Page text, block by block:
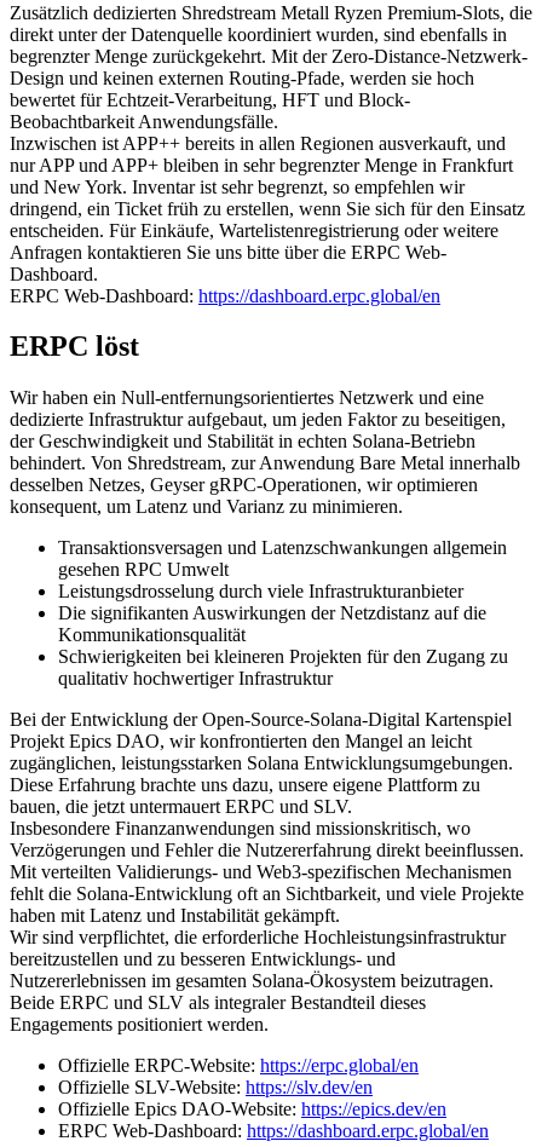
Zusätzlich dedizierten Shredstream Metall Ryzen Premium-Slots, die
direkt unter der Datenquelle koordiniert wurden, sind ebenfalls in
begrenzter Menge zurückgekehrt. Mit der Zero-Distance-Netzwerk-
Design und keinen externen Routing-Pfade, werden sie hoch
bewertet für Echtzeit-Verarbeitung, HFT und Block-
Beobachtbarkeit Anwendungsfälle.
Inzwischen ist APP++ bereits in allen Regionen ausverkauft, und
nur APP und APP+ bleiben in sehr begrenzter Menge in Frankfurt
und New York. Inventar ist sehr begrenzt, so empfehlen wir
dringend, ein Ticket früh zu erstellen, wenn Sie sich für den Einsatz
entscheiden. Für Einkäufe, Wartelistenregistrierung oder weitere
Anfragen kontaktieren Sie uns bitte über die ERPC Web-
Dashboard.
ERPC Web-Dashboard: https://dashboard.erpc.global/en
ERPC löst
Wir haben ein Null-entfernungsorientiertes Netzwerk und eine
dedizierte Infrastruktur aufgebaut, um jeden Faktor zu beseitigen,
der Geschwindigkeit und Stabilität in echten Solana-Betriebn
behindert. Von Shredstream, zur Anwendung Bare Metal innerhalb
desselben Netzes, Geyser gRPC-Operationen, wir optimieren
konsequent, um Latenz und Varianz zu minimieren.
Transaktionsversagen und Latenzschwankungen allgemein
gesehen RPC Umwelt
Leistungsdrosselung durch viele Infrastrukturanbieter
Die signifikanten Auswirkungen der Netzdistanz auf die
Kommunikationsqualität
Schwierigkeiten bei kleineren Projekten für den Zugang zu
qualitativ hochwertiger Infrastruktur
Bei der Entwicklung der Open-Source-Solana-Digital Kartenspiel
Projekt Epics DAO, wir konfrontierten den Mangel an leicht
zugänglichen, leistungsstarken Solana Entwicklungsumgebungen.
Diese Erfahrung brachte uns dazu, unsere eigene Plattform zu
bauen, die jetzt untermauert ERPC und SLV.
Insbesondere Finanzanwendungen sind missionskritisch, wo
Verzögerungen und Fehler die Nutzererfahrung direkt beeinflussen.
Mit verteilten Validierungs- und Web3-spezifischen Mechanismen
fehlt die Solana-Entwicklung oft an Sichtbarkeit, und viele Projekte
haben mit Latenz und Instabilität gekämpft.
Wir sind verpflichtet, die erforderliche Hochleistungsinfrastruktur
bereitzustellen und zu besseren Entwicklungs- und
Nutzererlebnissen im gesamten Solana-Ökosystem beizutragen.
Beide ERPC und SLV als integraler Bestandteil dieses
Engagements positioniert werden.
Offizielle ERPC-Website: https://erpc.global/en
Offizielle SLV-Website: https://slv.dev/en
Offizielle Epics DAO-Website: https://epics.dev/en
ERPC Web-Dashboard: https://dashboard.erpc.global/en